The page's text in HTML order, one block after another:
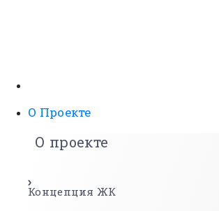
О Проекте
О проекте
Концепция ЖК